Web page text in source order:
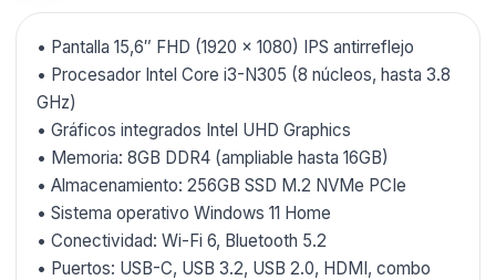
• Pantalla 15,6″ FHD (1920 × 1080) IPS antirreflejo
• Procesador Intel Core i3-N305 (8 núcleos, hasta 3.8
GHz)
• Gráficos integrados Intel UHD Graphics
• Memoria: 8GB DDR4 (ampliable hasta 16GB)
• Almacenamiento: 256GB SSD M.2 NVMe PCIe
• Sistema operativo Windows 11 Home
• Conectividad: Wi-Fi 6, Bluetooth 5.2
• Puertos: USB-C, USB 3.2, USB 2.0, HDMI, combo